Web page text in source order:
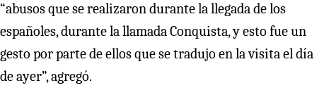
“abusos que se realizaron durante la llegada de los
españoles, durante la llamada Conquista, y esto fue un
gesto por parte de ellos que se tradujo en la visita el día
de ayer”, agregó.